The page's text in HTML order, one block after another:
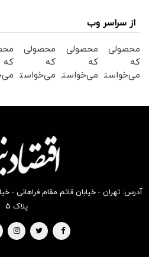
از سراسر وب
محصولی
که
می‌خواستی
محصولی
که
می‌خواستی
محصولی
که
می‌خواستی
بخر !
که
بخر !
آدرس: تهران - خیابان قائم مقام فراهانی
پلاک ۵